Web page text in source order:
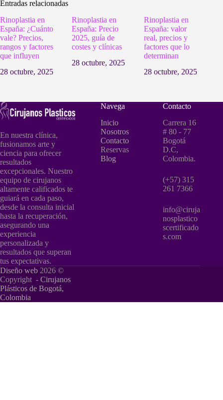
Entradas relacionadas
Rinoplastia en
España: ¿Cuánto
vale? Precios,
rangos y factores
que influyen
28 octubre, 2025
Rinoplastia en
España: Precio
2025, guía de
costes y clínicas
28 octubre, 2025
Rinoplastia en
España: valor
real, precios y
factores que lo
determinan
28 octubre, 2025
En nuestra clínica,
fusionamos arte y
ciencia para ofrecer
resultados
excepcionales. Nuestro
equipo de cirujanos
altamente calificados te
guiará en cada paso,
desde la consulta inicial
hasta la recuperación,
asegurando una
experiencia
personalizada y
resultados que superan
tus expectativas.
Navega
Inicio
Nosotros
Contacto
Reservas
Blog
Contacto
Carrera 16
# 80 - 77
Bogotá
D.C,
Colombia.
(+57) 315
261 7366
info@ciruja
nosplastico
scertificado
s.com
Diseño web 2026 ©
Copyright - Cirujanos
Plásticos de Bogotá,
Colombia